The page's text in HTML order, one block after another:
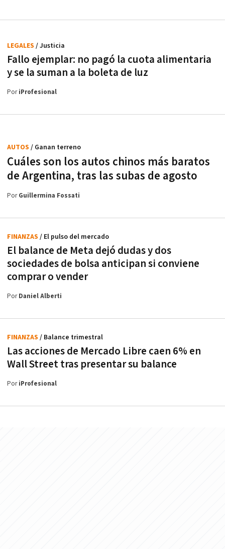
Fallo ejemplar: no pagó la cuota alimentaria
y se la suman a la boleta de luz
LEGALES / Justicia
PoriProfesional
Cuáles son los autos chinos más baratos
de Argentina, tras las subas de agosto
AUTOS / Ganan terreno
PorGuillermina Fossati
El balance de Meta dejó dudas y dos
sociedades de bolsa anticipan si conviene
comprar o vender
FINANZAS / El pulso del mercado
PorDaniel Alberti
Las acciones de Mercado Libre caen 6% en
Wall Street tras presentar su balance
FINANZAS / Balance trimestral
PoriProfesional